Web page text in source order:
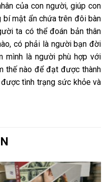
của con người, giúp con
mật ẩn chứa trên đôi bàn
ta có thể đoán bản thân
có phải là người bạn đời
mình là người phù hợp với
thế nào để đạt được thành
tình trạng sức khỏe và